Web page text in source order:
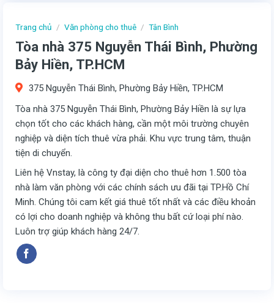
Trang chủ / Văn phòng cho thuê / Tân Bình
Tòa nhà 375 Nguyễn Thái Bình, Phường
Bảy Hiền, TP.HCM
375 Nguyễn Thái Bình, Phường Bảy Hiền, TP.HCM
Tòa nhà 375 Nguyễn Thái Bình, Phường Bảy Hiền là sự lựa
chọn tốt cho các khách hàng, cần một môi trường chuyên
nghiệp và diện tích thuê vừa phải. Khu vực trung tâm, thuận
tiện di chuyển.
Liên hệ Vnstay, là công ty đại diện cho thuê hơn 1.500 tòa
nhà làm văn phòng với các chính sách ưu đãi tại TP.Hồ Chí
Minh. Chúng tôi cam kết giá thuê tốt nhất và các điều khoản
có lợi cho doanh nghiệp và không thu bất cứ loại phí nào.
Luôn trợ giúp khách hàng 24/7.